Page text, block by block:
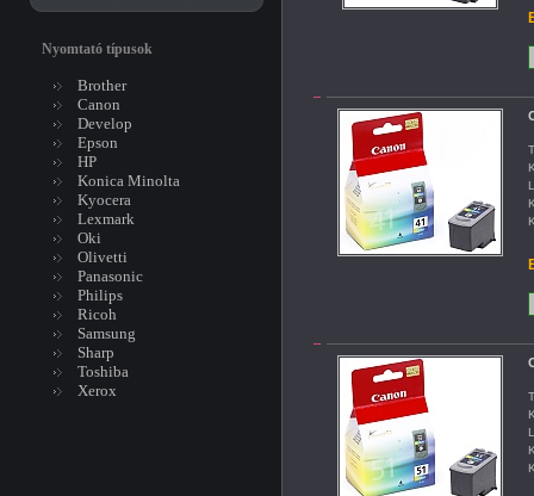
Nyomtató típusok
Brother
Canon
Develop
Epson
HP
Konica Minolta
Kyocera
Lexmark
Oki
Olivetti
Panasonic
Philips
Ricoh
Samsung
Sharp
Toshiba
Xerox